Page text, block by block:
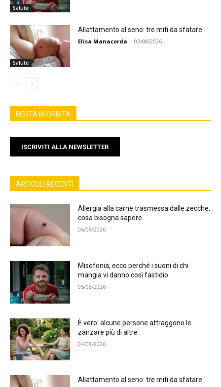
Salute
Salute
Allattamento al seno: tre miti da sfatare
Elisa Manacorda - 03/08/2026
RESTA IN ORBITA
ISCRIVITI ALLA NEWSLETTER
ARTICOLI RECENTI
Allergia alla carne trasmessa dalle zecche,
cosa bisogna sapere
06/08/2026
Misofonia, ecco perché i suoni di chi
mangia vi danno così fastidio
05/08/2026
È vero: alcune persone attraggono le
zanzare più di altre
04/08/2026
Allattamento al seno: tre miti da sfatare